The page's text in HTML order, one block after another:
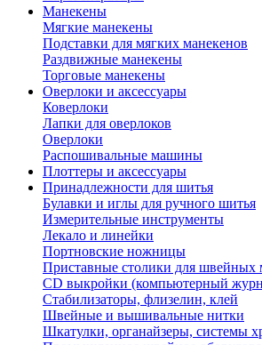
Манекены
Мягкие манекены
Подставки для мягких манекенов
Раздвижные манекены
Торговые манекены
Оверлоки и аксессуары
Коверлоки
Лапки для оверлоков
Оверлоки
Распошивальные машины
Плоттеры и аксессуары
Принадлежности для шитья
Булавки и иглы для ручного шитья
Измерительные инструменты
Лекало и линейки
Портновские ножницы
Приставные столики для швейных
СD выкройки (компьютерный
Стабилизаторы, флизелин, клей
Швейные и вышивальные нитки
Шкатулки, органайзеры, системы